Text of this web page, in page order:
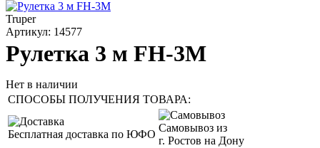
Truper
Артикул: 14577
Рулетка 3 м FH-3M
Нет в наличии
СПОСОБЫ ПОЛУЧЕНИЯ ТОВАРА:
Бесплатная доставка по ЮФО
Самовывоз из
г. Ростов на Дону